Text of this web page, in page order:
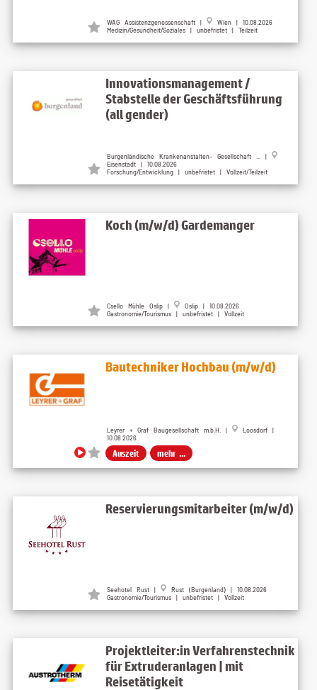
WAG Assistenzgenossenschaft | Wien | 10.08.2026
Medizin/Gesundheit/Soziales | unbefristet | Teilzeit
Innovationsmanagement /
Stabstelle der Geschäftsführung
(all gender)
Burgenländische Krankenanstalten- Gesellschaft ... |
Eisenstadt | 10.08.2026
Forschung/Entwicklung | unbefristet | Vollzeit/Teilzeit
Koch (m/w/d) Gardemanger
Csello Mühle Oslip | Oslip | 10.08.2026
Gastronomie/Tourismus | unbefristet | Vollzeit
Bautechniker Hochbau (m/w/d)
Leyrer + Graf Baugesellschaft m.b.H. |
Loosdorf |
10.08.2026
Auszeit mehr ...
Reservierungsmitarbeiter (m/w/d)
Seehotel Rust | Rust (Burgenland) | 10.08.2026
Gastronomie/Tourismus | unbefristet | Vollzeit
Projektleiter:in Verfahrenstechnik
für Extruderanlagen | mit
Reisetätigkeit